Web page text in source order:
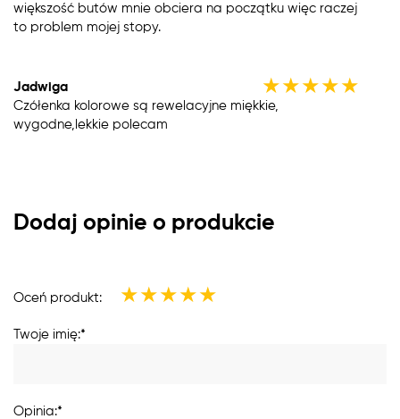
większość butów mnie obciera na początku więc raczej
to problem mojej stopy.
Jadwiga ★★★★★
Czółenka kolorowe są rewelacyjne miękkie,
wygodne,lekkie polecam
Dodaj opinie o produkcie
Oceń produkt: ★★★★★
Twoje imię:*
Opinia:*